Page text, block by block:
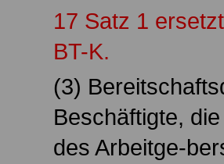
17 Satz 1
BT-K.
(3)
Beschäftigte,
des Arbeitge-